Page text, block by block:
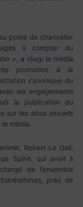
poste de chancelier
à compter du
», a réagi le média
promotion à la
canonique du
les engagements
la publication du
sur les abus sexuels
le média.
Robert Le Gall,
Spina, qui avait à
de l’ensemble
près de